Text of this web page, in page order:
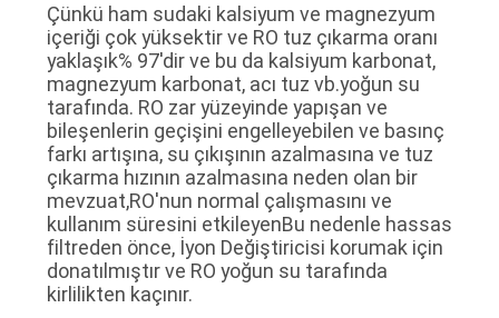
Çünkü ham sudaki kalsiyum ve magnezyum
içeriği çok yüksektir ve RO tuz çıkarma oranı
yaklaşık% 97'dir ve bu da kalsiyum karbonat,
magnezyum karbonat, acı tuz vb.yoğun su
tarafında. RO zar yüzeyinde yapışan ve
bileşenlerin geçişini engelleyebilen ve basınç
farkı artışına, su çıkışının azalmasına ve tuz
çıkarma hızının azalmasına neden olan bir
mevzuat,RO'nun normal çalışmasını ve
kullanım süresini etkileyenBu nedenle hassas
filtreden önce, İyon Değiştiricisi korumak için
donatılmıştır ve RO yoğun su tarafında
kirlilikten kaçınır.